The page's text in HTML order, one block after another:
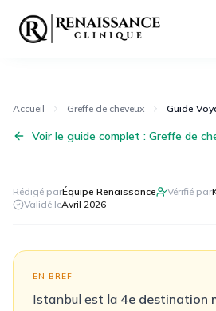
Accueil Greffe de cheveux Guide
Voir le guide complet : Greffe de
Rédigé parÉquipe Renaissance Vérifié par
Validé leAvril 2026
EN BREF
Istanbul est la 4e destination